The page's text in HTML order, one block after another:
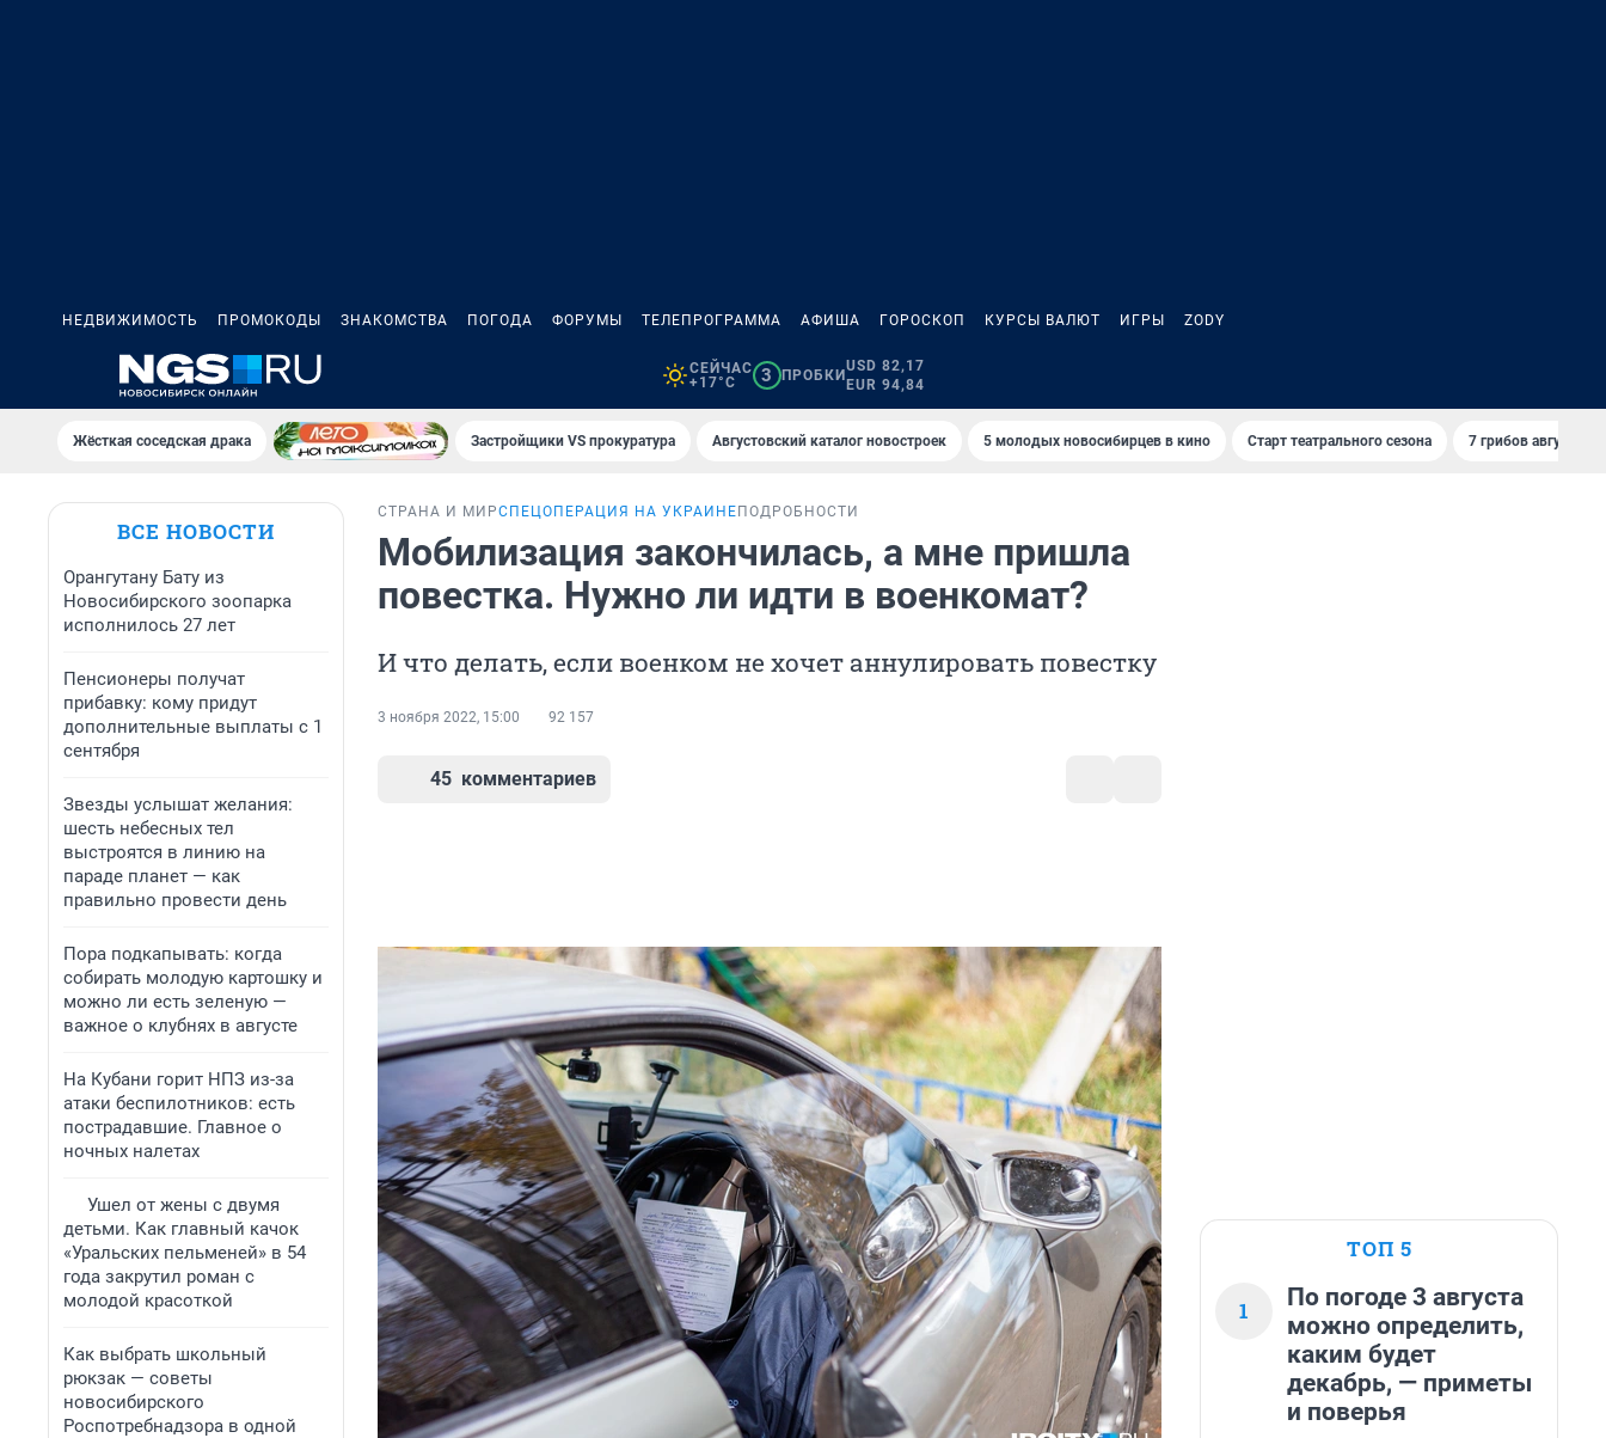
НЕДВИЖИМОСТЬ ПРОМОКОДЫ ЗНАКОМСТВА ПОГОДА ФОРУМЫ ТЕЛЕПРОГРАММА АФИША ГОРОСКОП КУРСЫ ВАЛЮТ ИГРЫ ZODY
СЕЙЧАС
+17°C
3 ПРОБКИ
USD 82,17
EUR 94,84
Жёсткая соседская драка Застройщики VS прокуратура Августовский каталог новостроек 5 молодых новосибирцев в кино Старт театрального сезона 7 грибов августа
ВСЕ НОВОСТИ
Орангутану Бату из
Новосибирского зоопарка
исполнилось 27 лет
Пенсионеры получат
прибавку: кому придут
дополнительные выплаты с 1
сентября
Звезды услышат желания:
шесть небесных тел
выстроятся в линию на
параде планет — как
правильно провести день
Пора подкапывать: когда
собирать молодую картошку и
можно ли есть зеленую —
важное о клубнях в августе
На Кубани горит НПЗ из-за
атаки беспилотников: есть
пострадавшие. Главное о
ночных налетах
Ушел от жены с двумя
детьми. Как главный качок
«Уральских пельменей» в 54
года закрутил роман с
молодой красоткой
Как выбрать школьный
рюкзак — советы
новосибирского
Роспотребнадзора в одной
СТРАНА И МИРСПЕЦОПЕРАЦИЯ НА УКРАИНЕ ПОДРОБНОСТИ
Мобилизация закончилась, а мне пришла
повестка. Нужно ли идти в военкомат?
И что делать, если военком не хочет аннулировать повестку
3 ноября 2022, 15:00 92 157
45 комментариев
ТОП 5
1
По погоде 3 августа
можно определить,
каким будет
декабрь, — приметы
и поверья